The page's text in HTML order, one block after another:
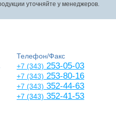
уточняйте у менеджеров.
Телефон/Факс
+7 (343) 253-05-03
+7 (343) 253-80-16
+7 (343) 352-44-63
+7 (343) 352-41-53